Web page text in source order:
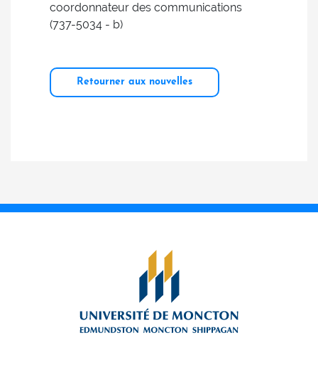
coordonnateur des communications
(737-5034 - b)
Retourner aux nouvelles